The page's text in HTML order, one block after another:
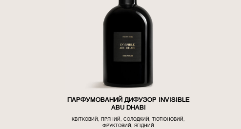
ПАРФУМОВАНИЙ ДИФУЗОР INVISIBLE
ABU DHABI
КВІТКОВИЙ, ПРЯНИЙ, СОЛОДКИЙ, ТЮТЮНОВИЙ,
ФРУКТОВИЙ, ЯГІДНИЙ